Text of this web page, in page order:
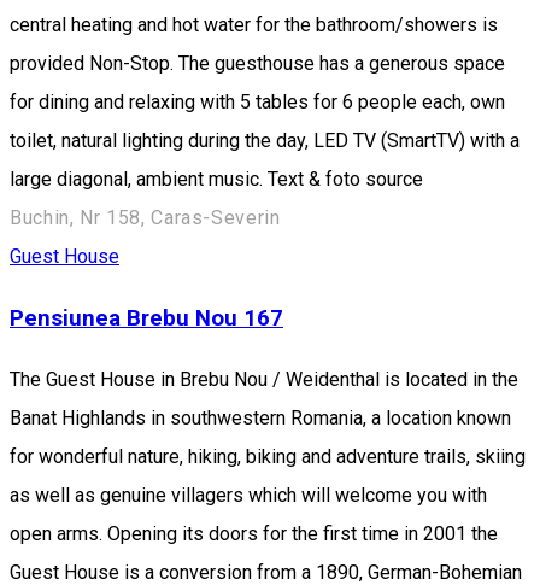
central heating and hot water for the bathroom/showers is
provided Non-Stop. The guesthouse has a generous space
for dining and relaxing with 5 tables for 6 people each, own
toilet, natural lighting during the day, LED TV (SmartTV) with a
large diagonal, ambient music. Text & foto source
Buchin, Nr 158, Caras-Severin
Guest House
Pensiunea Brebu Nou 167
The Guest House in Brebu Nou / Weidenthal is located in the
Banat Highlands in southwestern Romania, a location known
for wonderful nature, hiking, biking and adventure trails, skiing
as well as genuine villagers which will welcome you with
open arms. Opening its doors for the first time in 2001 the
Guest House is a conversion from a 1890, German-Bohemian